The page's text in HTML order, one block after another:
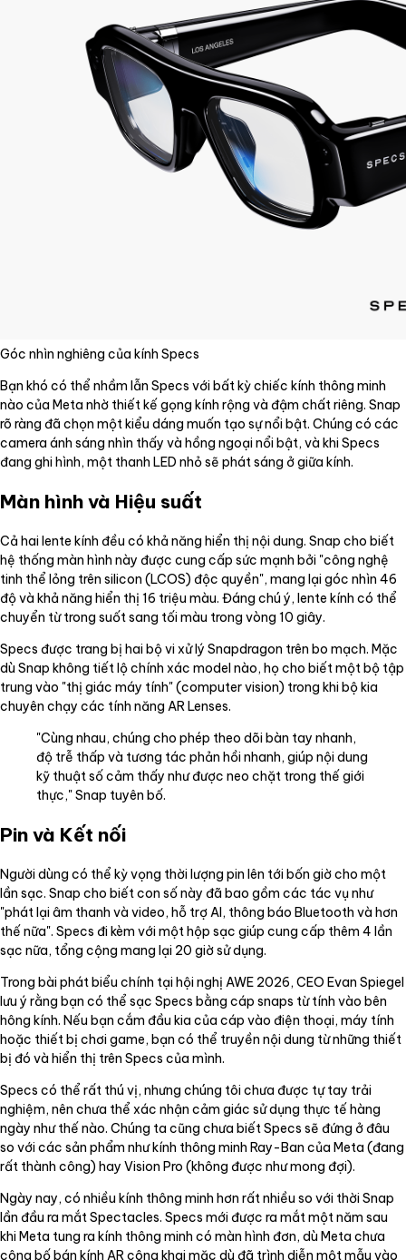
Góc nhìn nghiêng của kính Specs
Bạn khó có thể nhầm lẫn Specs với bất kỳ chiếc kính thông minh
nào của Meta nhờ thiết kế gọng kính rộng và đậm chất riêng. Snap
rõ ràng đã chọn một kiểu dáng muốn tạo sự nổi bật. Chúng có các
camera ánh sáng nhìn thấy và hồng ngoại nổi bật, và khi Specs
đang ghi hình, một thanh LED nhỏ sẽ phát sáng ở giữa kính.
Màn hình và Hiệu suất
Cả hai lente kính đều có khả năng hiển thị nội dung. Snap cho biết
hệ thống màn hình này được cung cấp sức mạnh bởi "công nghệ
tinh thể lỏng trên silicon (LCOS) độc quyền", mang lại góc nhìn 46
độ và khả năng hiển thị 16 triệu màu. Đáng chú ý, lente kính có thể
chuyển từ trong suốt sang tối màu trong vòng 10 giây.
Specs được trang bị hai bộ vi xử lý Snapdragon trên bo mạch. Mặc
dù Snap không tiết lộ chính xác model nào, họ cho biết một bộ tập
trung vào "thị giác máy tính" (computer vision) trong khi bộ kia
chuyên chạy các tính năng AR Lenses.
"Cùng nhau, chúng cho phép theo dõi bàn tay nhanh,
độ trễ thấp và tương tác phản hồi nhanh, giúp nội dung
kỹ thuật số cảm thấy như được neo chặt trong thế giới
thực," Snap tuyên bố.
Pin và Kết nối
Người dùng có thể kỳ vọng thời lượng pin lên tới bốn giờ cho một
lần sạc. Snap cho biết con số này đã bao gồm các tác vụ như
"phát lại âm thanh và video, hỗ trợ AI, thông báo Bluetooth và hơn
thế nữa". Specs đi kèm với một hộp sạc giúp cung cấp thêm 4 lần
sạc nữa, tổng cộng mang lại 20 giờ sử dụng.
Trong bài phát biểu chính tại hội nghị AWE 2026, CEO Evan Spiegel
lưu ý rằng bạn có thể sạc Specs bằng cáp snaps từ tính vào bên
hông kính. Nếu bạn cắm đầu kia của cáp vào điện thoại, máy tính
hoặc thiết bị chơi game, bạn có thể truyền nội dung từ những thiết
bị đó và hiển thị trên Specs của mình.
Specs có thể rất thú vị, nhưng chúng tôi chưa được tự tay trải
nghiệm, nên chưa thể xác nhận cảm giác sử dụng thực tế hàng
ngày như thế nào. Chúng ta cũng chưa biết Specs sẽ đứng ở đâu
so với các sản phẩm như kính thông minh Ray-Ban của Meta (đang
rất thành công) hay Vision Pro (không được như mong đợi).
Ngày nay, có nhiều kính thông minh hơn rất nhiều so với thời Snap
lần đầu ra mắt Spectacles. Specs mới được ra mắt một năm sau
khi Meta tung ra kính thông minh có màn hình đơn, dù Meta chưa
công bố bán kính AR công khai mặc dù đã trình diễn một mẫu vào